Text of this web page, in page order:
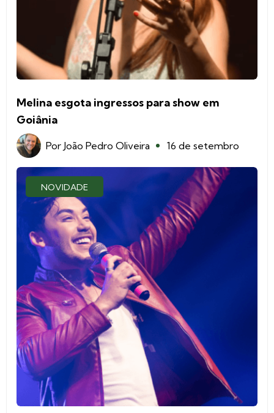
Melina esgota ingressos para show em
Goiânia
Por João Pedro Oliveira 16 de setembro
NOVIDADE